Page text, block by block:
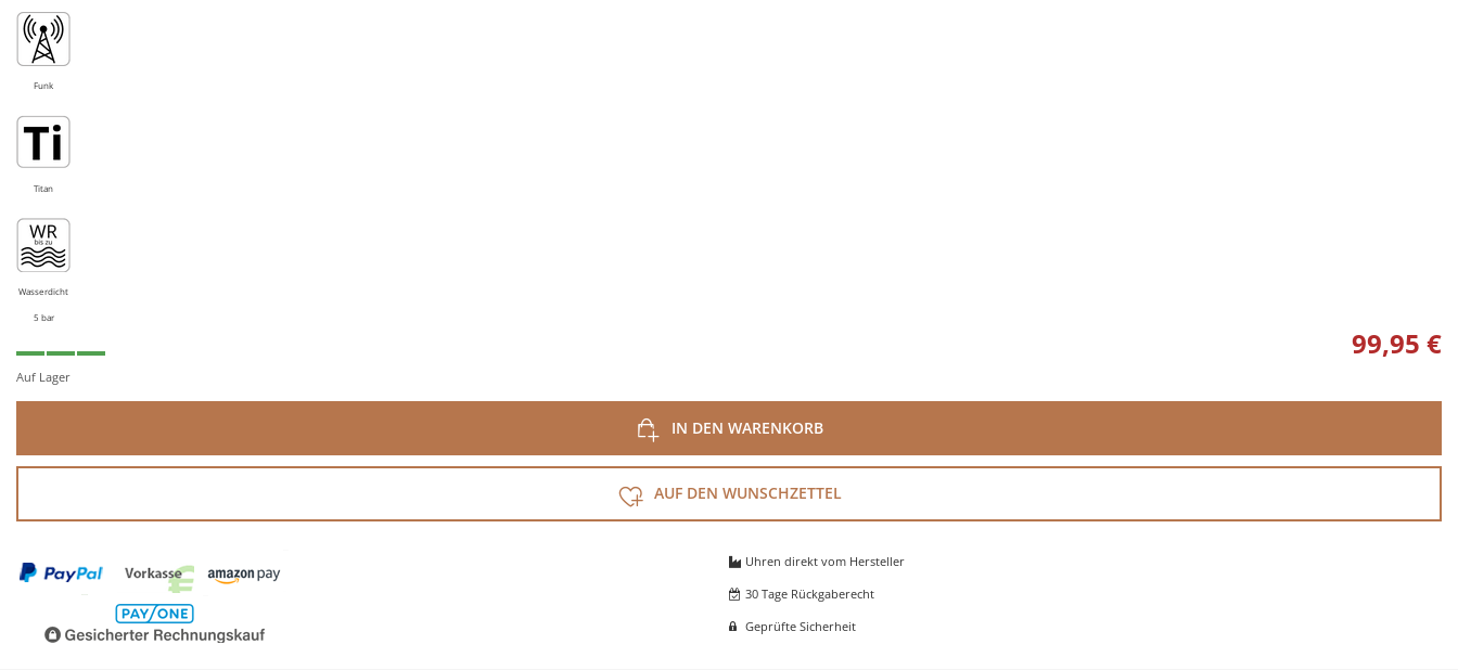
Funk
Titan
Wasserdicht
5 bar
99,95 €
Auf Lager
IN DEN WARENKORB
AUF DEN WUNSCHZETTEL
Uhren direkt vom Hersteller
30 Tage Rückgaberecht
Geprüfte Sicherheit